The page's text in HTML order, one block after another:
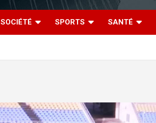
SOCIÉTÉ SPORTS SANTÉ